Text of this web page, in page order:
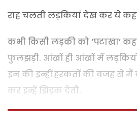
राह चलती लड़कियां देख कर ये
कभी किसी लड़की को ‘पटाखा’
फुलझड़ी. आंखों ही आंखों में
इन की इन्हीं हरकतों की वजह से
कर इन्हें झिड़क देती.